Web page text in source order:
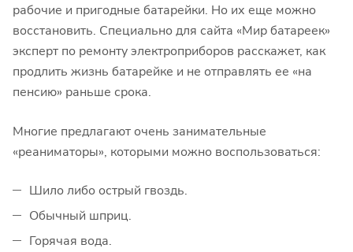
рабочие и пригодные батарейки. Но их еще можно
восстановить. Специально для сайта «Мир батареек»
эксперт по ремонту электроприборов расскажет, как
продлить жизнь батарейке и не отправлять ее «на
пенсию» раньше срока.
Многие предлагают очень занимательные
«реаниматоры», которыми можно воспользоваться:
Шило либо острый гвоздь.
Обычный шприц.
Горячая вода.